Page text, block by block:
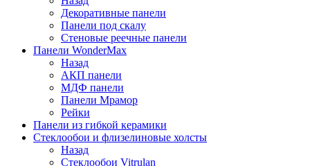
Декоративные панели
Панели под скалу
Стеновые реечные панели
Панели WonderMax
Назад
АКП панели
МДФ панели
Панели Мрамор
Рейки
Панели из гибкой керамики
Стеклообои и флизелиновые холсты
Назад
Стеклообои Vitrulan